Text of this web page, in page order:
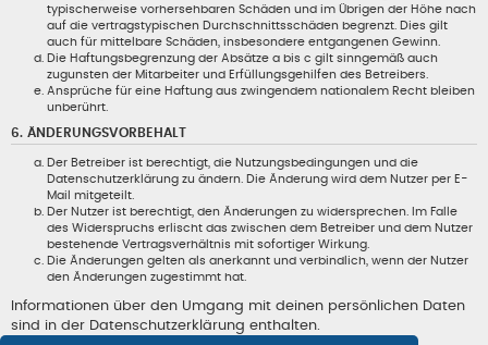
typischerweise vorhersehbaren Schäden und im Übrigen der Höhe nach
auf die vertragstypischen Durchschnittsschäden begrenzt. Dies gilt
auch für mittelbare Schäden, insbesondere entgangenen Gewinn.
Die Haftungsbegrenzung der Absätze a bis c gilt sinngemäß auch
zugunsten der Mitarbeiter und Erfüllungsgehilfen des Betreibers.
Ansprüche für eine Haftung aus zwingendem nationalem Recht bleiben
unberührt.
6. ÄNDERUNGSVORBEHALT
Der Betreiber ist berechtigt, die Nutzungsbedingungen und die
Datenschutzerklärung zu ändern. Die Änderung wird dem Nutzer per E-
Mail mitgeteilt.
Der Nutzer ist berechtigt, den Änderungen zu widersprechen. Im Falle
des Widerspruchs erlischt das zwischen dem Betreiber und dem Nutzer
bestehende Vertragsverhältnis mit sofortiger Wirkung.
Die Änderungen gelten als anerkannt und verbindlich, wenn der Nutzer
den Änderungen zugestimmt hat.
Informationen über den Umgang mit deinen persönlichen Daten
sind in der Datenschutzerklärung enthalten.